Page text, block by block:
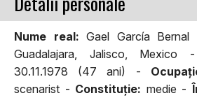
Nume real: Gael García Bernal
Guadalajara, Jalisco, Mexico
30.11.1978 (47 ani) -
scenarist - Constituţie: medie -